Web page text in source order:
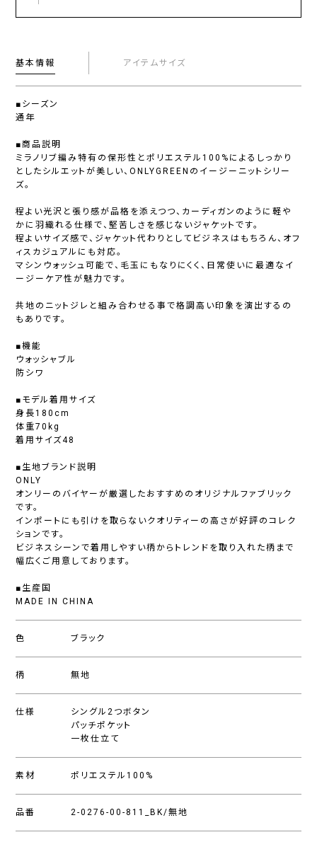
基本情報 アイテムサイズ
■シーズン
通年
■商品説明
ミラノリブ編み特有の保形性とポリエステル100%によるしっかり
としたシルエットが美しい、ONLYGREENのイージーニットシリー
ズ。
程よい光沢と張り感が品格を添えつつ、カーディガンのように軽や
かに羽織れる仕様で、堅苦しさを感じないジャケットです。
程よいサイズ感で、ジャケット代わりとしてビジネスはもちろん、オフ
ィスカジュアルにも対応。
マシンウォッシュ可能で、毛玉にもなりにくく、日常使いに最適なイ
ージーケア性が魅力です。
共地のニットジレと組み合わせる事で格調高い印象を演出するの
もありです。
■機能
ウォッシャブル
防シワ
■モデル着用サイズ
身長180cm
体重70kg
着用サイズ48
■生地ブランド説明
ONLY
オンリーのバイヤーが厳選したおすすめのオリジナルファブリック
です。
インポートにも引けを取らないクオリティーの高さが好評のコレク
ションです。
ビジネスシーンで着用しやすい柄からトレンドを取り入れた柄まで
幅広くご用意しております。
■生産国
MADE IN CHINA
色 ブラック
柄 無地
仕様
シングル2つボタン
パッチポケット
一枚仕立て
素材 ポリエステル100%
品番 2-0276-00-811_BK/無地